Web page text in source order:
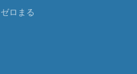
ゼロまる